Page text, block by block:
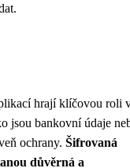
hrají klíčovou roli
jsou bankovní údaje
ochrany. Šifrovaná
důvěrná a